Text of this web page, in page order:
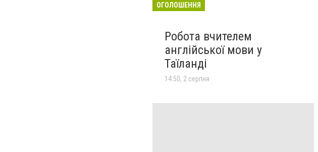
ОГОЛОШЕННЯ
Робота вчителем
англійської мови у
Таїланді
14:50, 2 серпня